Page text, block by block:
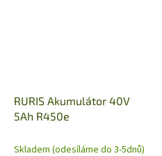
RURIS Akumulátor 40V
5Ah R450e
Skladem (odesíláme do 3-5dnů)